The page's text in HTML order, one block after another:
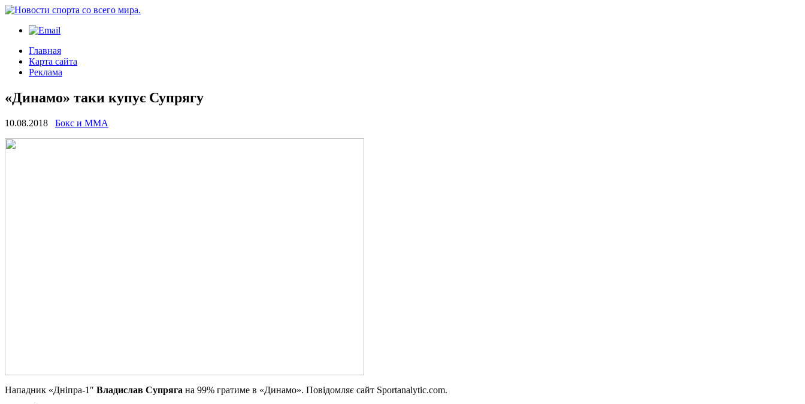
Главная
Карта сайта
Реклама
«Динамо» таки купує Супрягу
10.08.2018 Бокс и ММА
Нaпaдник «Дніпра-1″ Владислав Супряга на 99% гратиме в «Динамо». Повідомляє сайт Sportanalytic.com.